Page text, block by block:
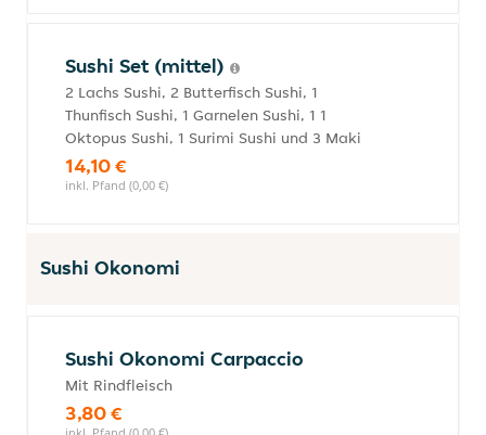
Sushi Set (mittel)
2 Lachs Sushi, 2 Butterfisch Sushi, 1
Thunfisch Sushi, 1 Garnelen Sushi, 1 1
Oktopus Sushi, 1 Surimi Sushi und 3 Maki
14,10 €
inkl. Pfand (0,00 €)
Sushi Okonomi
Sushi Okonomi Carpaccio
Mit Rindfleisch
3,80 €